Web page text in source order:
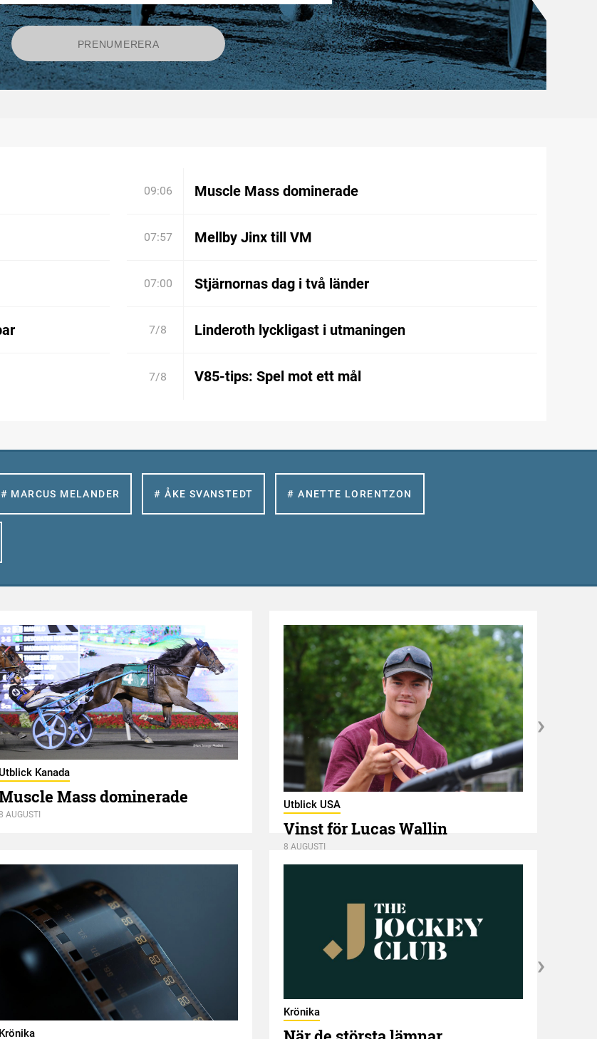
09:06 Muscle Mass dominerade
07:57 Mellby Jinx till VM
07:00 Stjärnornas dag i två länder
7/8 Linderoth lyckligast i utmaningen
7/8 V85-tips: Spel mot ett mål
# MARCUS MELANDER # ÅKE SVANSTEDT # ANETTE LORENTZON
Utblick Kanada
Mass dominerade
AUGUSTI
Utblick USA
Vinst för Lucas Wallin
8 AUGUSTI
Krönika
Krönika